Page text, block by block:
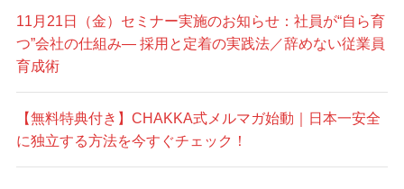
11月21日（金）セミナー実施のお知らせ：社員が“自ら育
つ”会社の仕組み— 採用と定着の実践法／辞めない従業員
育成術
【無料特典付き】CHAKKA式メルマガ始動｜日本一安全
に独立する方法を今すぐチェック！